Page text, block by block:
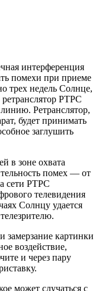
интерференция
помехи при приеме
трех недель Солнце,
РТРС
Ретранслятор,
будет принимать
заглушить
в зоне охвата
помех — от
сети РТРС
телевидения
Солнцу удается
замерзание картинки
воздействие,
и через пару
может случаться с